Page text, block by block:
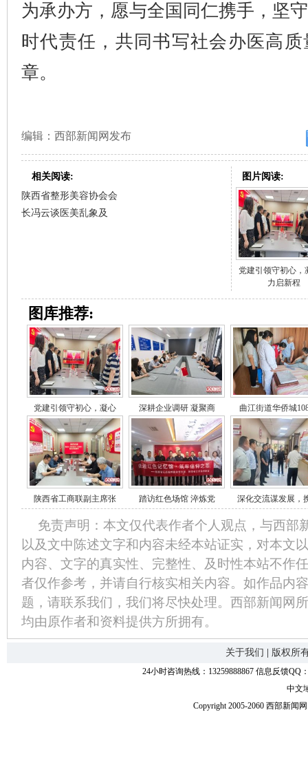
为承办方，愿与全国同仁携手，坚
时代责任，共同书写社会办医高
章。
编辑：西部新闻网发布
相关阅读:
陕西省整形美容协会会
长冯云谈医美乱象及
图片阅读:
党建引领守初心，
力启新程
图库推荐:
党建引领守初心，凝心 深耕企业调研 凝聚商 曲江街道华侨城
陕西省工商联副主席张 踏访红色场馆 淬炼党 深化交流谋发展，
免责声明：本文仅代表作者个人观点，与西部
以及文中陈述文字和内容未经本站证实，对本文
内容、文字的真实性、完整性、及时性本站不作
者仅作参考，并请自行核实相关内容。如作品内
题，请联系我们，我们将尽快处理。西部新闻网
均由原作者和资料提供方所拥有。
关于我们 版权所
24小时咨询热线：13259888867 信息反馈QQ
中文
Copyright 2005-2060 西部新闻